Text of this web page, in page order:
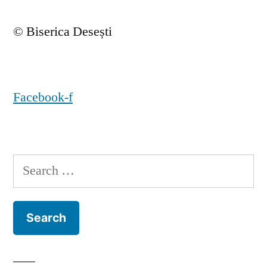
© Biserica Desești
Facebook-f
Search
for: